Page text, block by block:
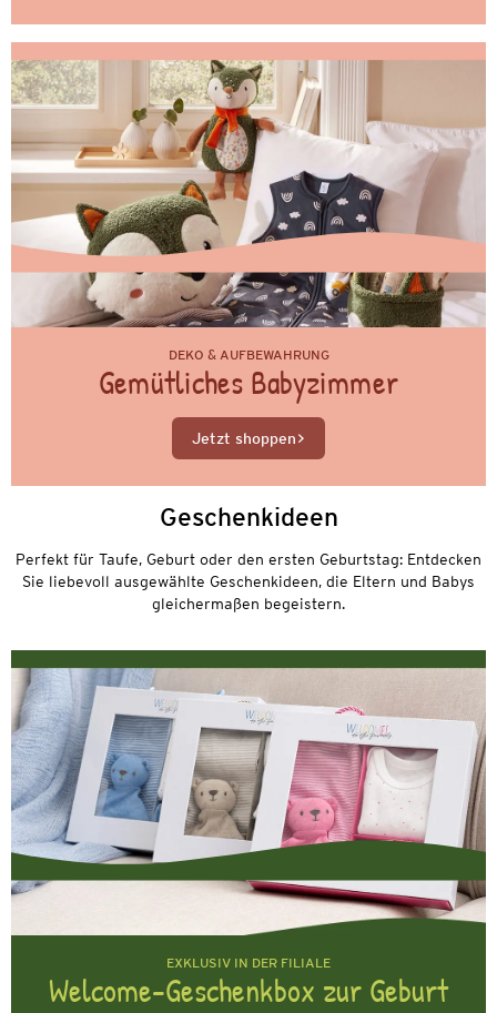
DEKO & AUFBEWAHRUNG
Gemütliches Babyzimmer
Jetzt shoppen
Geschenkideen
Perfekt für Taufe, Geburt oder den ersten Geburtstag: Entdecken
Sie liebevoll ausgewählte Geschenkideen, die Eltern und Babys
gleichermaßen begeistern.
EXKLUSIV IN DER FILIALE
Welcome-Geschenkbox zur Geburt